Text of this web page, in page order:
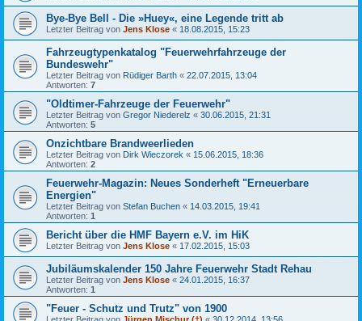
Bye-Bye Bell - Die »Huey«, eine Legende tritt ab
Letzter Beitrag von Jens Klose « 18.08.2015, 15:23
Fahrzeugtypenkatalog "Feuerwehrfahrzeuge der
Bundeswehr"
Letzter Beitrag von Rüdiger Barth « 22.07.2015, 13:04
Antworten: 7
"Oldtimer-Fahrzeuge der Feuerwehr"
Letzter Beitrag von Gregor Niederelz « 30.06.2015, 21:31
Antworten: 5
Onzichtbare Brandweerlieden
Letzter Beitrag von Dirk Wieczorek « 15.06.2015, 18:36
Antworten: 2
Feuerwehr-Magazin: Neues Sonderheft "Erneuerbare
Energien"
Letzter Beitrag von Stefan Buchen « 14.03.2015, 19:41
Antworten: 1
Bericht über die HMF Bayern e.V. im HiK
Letzter Beitrag von Jens Klose « 17.02.2015, 15:03
Jubiläumskalender 150 Jahre Feuerwehr Stadt Rehau
Letzter Beitrag von Jens Klose « 24.01.2015, 16:37
Antworten: 1
"Feuer - Schutz und Trutz" von 1900